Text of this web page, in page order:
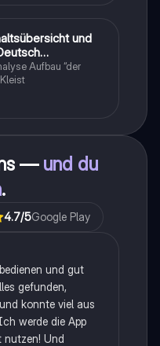
und
Aufbau “der
— und du
.
4.7/5Google Play
und gut
gefunden,
konnte viel aus
werde die App
nutzen! Und